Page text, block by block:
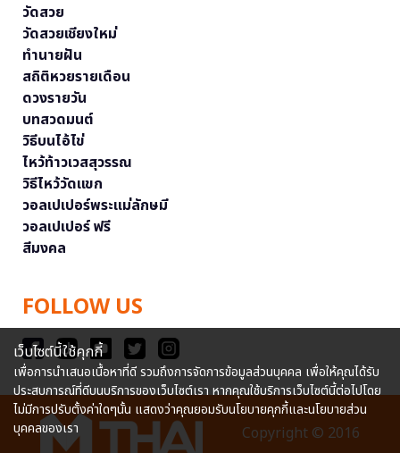
วัดสวย
วัดสวยเชียงใหม่
ทำนายฝัน
สถิติหวยรายเดือน
ดวงรายวัน
บทสวดมนต์
วิธีบนไอ้ไข่
ไหว้ท้าวเวสสุวรรณ
วิธีไหว้วัดแขก
วอลเปเปอร์พระแม่ลักษมี
วอลเปเปอร์ ฟรี
สีมงคล
FOLLOW US
Copyright © 2016
เว็บไซต์นี้ใช้คุกกี้
เพื่อการนำเสนอเนื้อหาที่ดี รวมถึงการจัดการข้อมูลส่วนบุคคล เพื่อให้คุณได้รับ
ประสบการณ์ที่ดีบนบริการของเว็บไซต์เรา หากคุณใช้บริการเว็บไซต์นี้ต่อไปโดย
ไม่มีการปรับตั้งค่าใดๆนั้น แสดงว่าคุณยอมรับนโยบายคุกกี้และนโยบายส่วน
บุคคลของเรา